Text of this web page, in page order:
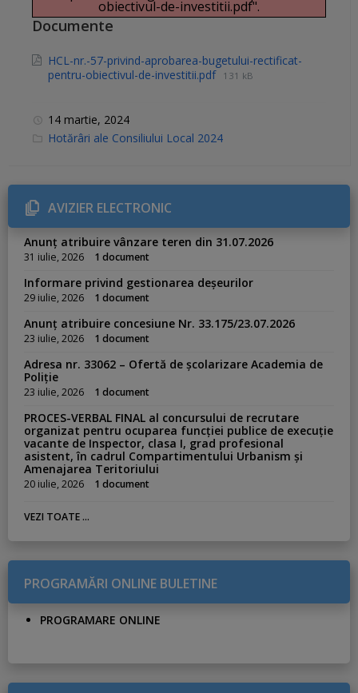
obiectivul-de-investitii.pdf".
Documente
HCL-nr.-57-privind-aprobarea-bugetului-rectificat-
pentru-obiectivul-de-investitii.pdf 131 kB
14 martie, 2024
C
r
i
e
s
Hotărâri ale Consiliului Local 2024
AVIZIER ELECTRONIC
Anunț atribuire vânzare teren din 31.07.2026
31 iulie, 2026 1 document
Informare privind gestionarea deșeurilor
29 iulie, 2026 1 document
Anunț atribuire concesiune Nr. 33.175/23.07.2026
23 iulie, 2026 1 document
Adresa nr. 33062 – Ofertă de școlarizare Academia de
Poliție
23 iulie, 2026 1 document
PROCES-VERBAL FINAL al concursului de recrutare
organizat pentru ocuparea funcției publice de execuție
vacante de Inspector, clasa I, grad profesional
asistent, în cadrul Compartimentului Urbanism și
Amenajarea Teritoriului
20 iulie, 2026 1 document
VEZI TOATE ...
PROGRAMĂRI ONLINE BULETINE
PROGRAMARE ONLINE